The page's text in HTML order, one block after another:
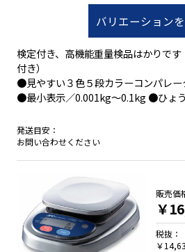
バリエーション
検定付き、高機能重量検品はかりで
付き）
●見やすい３色５段カラーコンパレ
●最小表示／0.001kg～0.1kg ●ひょ
発送目安：
お問い合わせください
販売価
￥
税抜：
￥